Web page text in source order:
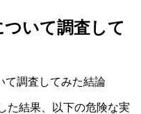
ついて調査して
た結果、以下の危険な実